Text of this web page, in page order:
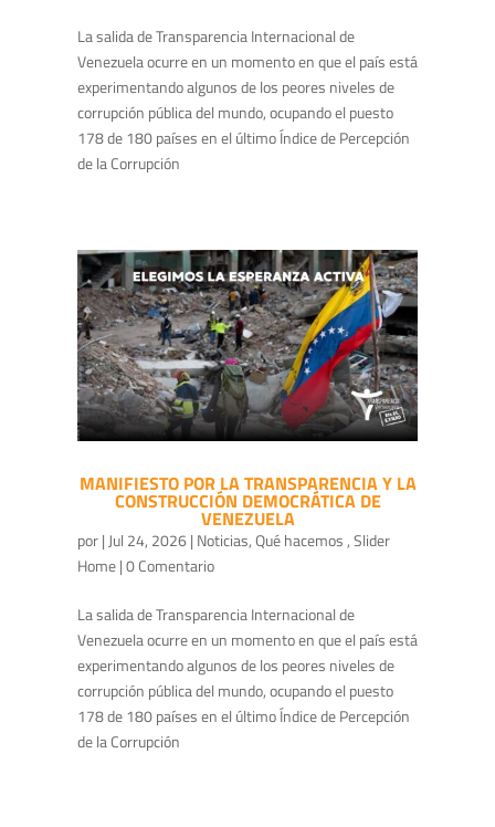
La salida de Transparencia Internacional de
Venezuela ocurre en un momento en que el país está
experimentando algunos de los peores niveles de
corrupción pública del mundo, ocupando el puesto
178 de 180 países en el último Índice de Percepción
de la Corrupción
MANIFIESTO POR LA TRANSPARENCIA Y LA
CONSTRUCCIÓN DEMOCRÁTICA DE
VENEZUELA
por| Jul 24, 2026| Noticias,Qué hacemos ,Slider
Home| 0 Comentario
La salida de Transparencia Internacional de
Venezuela ocurre en un momento en que el país está
experimentando algunos de los peores niveles de
corrupción pública del mundo, ocupando el puesto
178 de 180 países en el último Índice de Percepción
de la Corrupción